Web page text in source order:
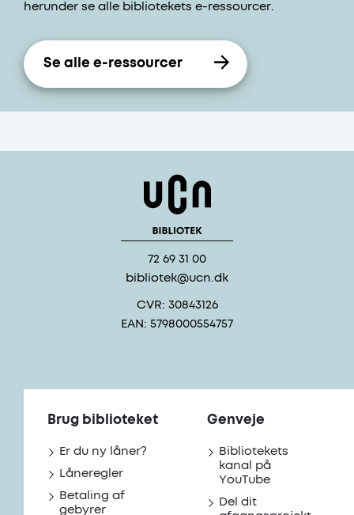
herunder se alle bibliotekets e-ressourcer.
Se alle e-ressourcer
72 69 31 00
bibliotek@ucn.dk
CVR: 30843126
EAN: 5798000554757
Brug biblioteket
Er du ny låner?
Låneregler
Betaling af
gebyrer
Genveje
Bibliotekets
kanal på
YouTube
Del dit